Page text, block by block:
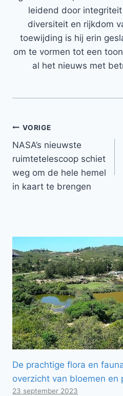
leidend door
diversiteit en rijkdom
toewijding is hij erin
om te vormen tot een
al het nieuws met
Bericht
navigatie
VORIGE
NASA’s nieuwste
ruimtetelescoop schiet
weg om de hele hemel
in kaart te brengen
De prachtige flora en
overzicht van bloemen en
23 september 2023